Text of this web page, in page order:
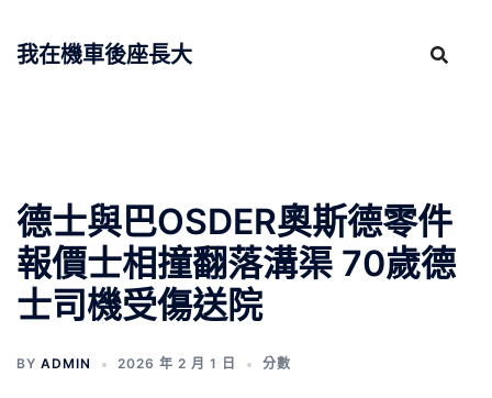
我在機車後座長大
德士與巴OSDER奧斯德零件
報價士相撞翻落溝渠 70歲德
士司機受傷送院
BY ADMIN 2026 年 2 月 1 日 分數